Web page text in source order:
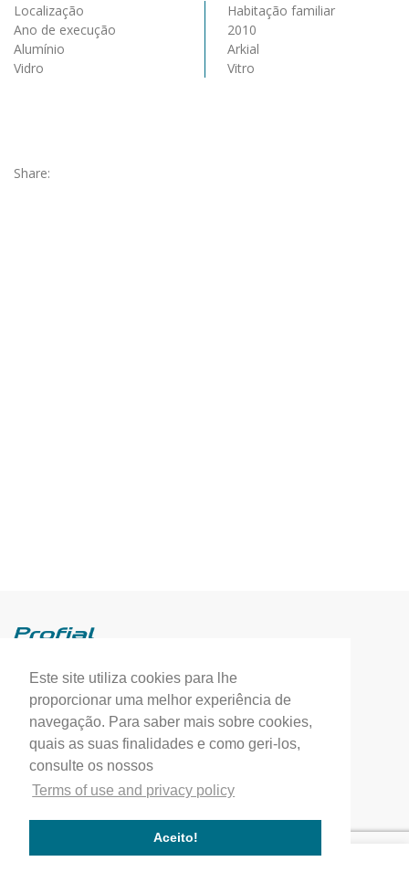
Este site utiliza cookies para lhe
proporcionar uma melhor experiência de
navegação. Para saber mais sobre cookies,
quais as suas finalidades e como geri-los,
consulte os nossos
Terms of use and privacy policy
Aceito!
Localização
Ano de execução
Alumínio
Vidro
Habitação familiar
2010
Arkial
Vitro
Share:
Profial, Profissionais de Alumínio, S.A.
(+351) 249 549 090
correio.geral@profial.pt
Home